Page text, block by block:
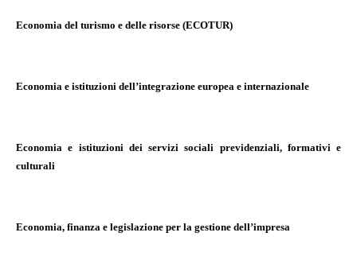
Economia del turismo e delle risorse (ECOTUR)
Economia e istituzioni dell’integrazione europea e internazionale
Economia e istituzioni dei servizi sociali previdenziali, formativi e
culturali
Economia, finanza e legislazione per la gestione dell’impresa